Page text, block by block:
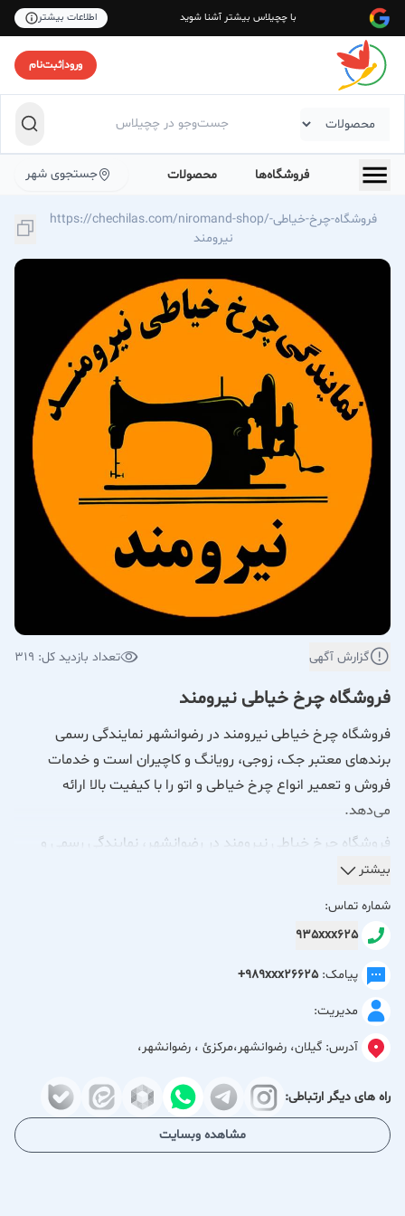
با چچیلاس بیشتر آشنا شوید اطلاعات بیشتر
ورود|ثبت‌نام
فروشگاه‌ها محصولات جستجوی شهر
https://chechilas.com/niromand-shop/فروشگاه-چرخ-خیاطی-
نیرومند
گزارش آگهی تعداد بازدید کل: 319
فروشگاه چرخ خیاطی نیرومند
فروشگاه چرخ خیاطی نیرومند در رضوانشهر نمایندگی رسمی
برندهای معتبر جک، زوجی، رویانگ و کاچیران است و خدمات
فروش و تعمیر انواع چرخ خیاطی و اتو را با کیفیت بالا ارائه
می‌دهد.
فروشگاه چرخ خیاطی نیرومند در رضوانشهر، نمایندگی رسمی و
معتبر برندهای مطرح چرخ خیاطی از جمله جک، زوجی، رویانگ و
خدمات پس از فروش، به عنوان یکی از مراکز قابل اعتماد در حوزه
چرخ خیاطی شناخته می‌شود.
در فروشگاه نیرومند، مشتریان می‌توانند از طیف گسترده‌ای از
محصولات با کیفیت و متنوع بهره‌مند شوند. چرخ خیاطی‌های
موجود در این فروشگاه از برندهای معتبر داخلی و خارجی انتخاب
علاوه بر فروش، خدمات تخصصی تعمیر و نگهداری انواع چرخ
خیاطی نیز توسط تکنسین‌های مجرب این مجموعه ارائه می‌شود.
بیشتر
شماره تماس:
935xxx625
پیامک:+989xxx26625
مدیریت:
آدرس: گیلان، رضوانشهر،مركزئ ، رضوانشهر،
راه های دیگر ارتباطی:
مشاهده وبسایت